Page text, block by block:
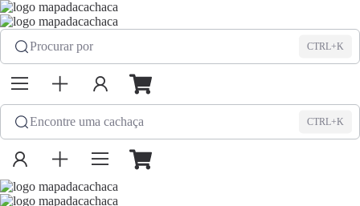
Procurar por CTRL+K
Encontre uma cachaça CTRL+K